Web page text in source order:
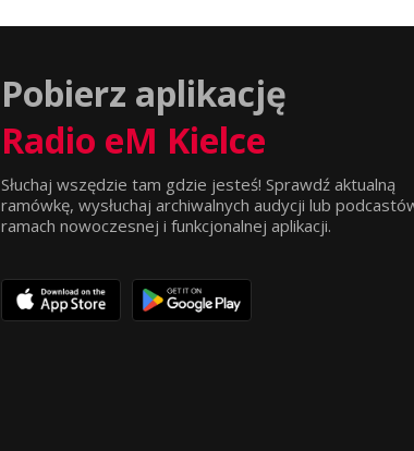
Pobierz aplikację
Radio eM Kielce
Słuchaj wszędzie tam gdzie jesteś! Sprawdź aktualną
ramówkę, wysłuchaj archiwalnych audycji lub
ramach nowoczesnej i funkcjonalnej aplikacji.